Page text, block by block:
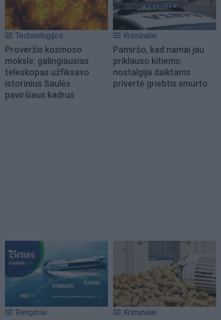
Technologijos
Proveržis kosmoso
moksle: galingiausias
teleskopas užfiksavo
istorinius Saulės
paviršiaus kadrus
Kriminalai
Pamiršo, kad namai jau
priklauso kitiems:
nostalgija daiktams
privertė griebtis smurto
Renginiai Kriminalai